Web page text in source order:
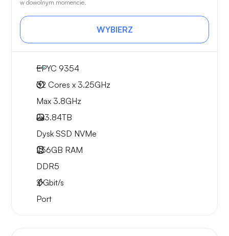
w dowolnym momencie.
WYBIERZ
EPYC 9354
32 Cores x 3.25GHz
Max 3.8GHz
2x3.84TB
Dysk SSD NVMe
256GB RAM
DDR5
2Gbit/s
Port